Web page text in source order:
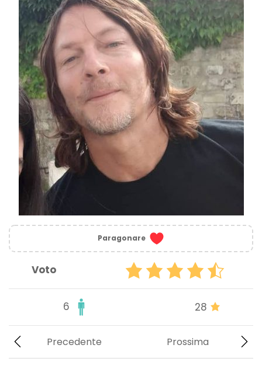
Paragonare
Voto
6 28
Prossima
Precedente